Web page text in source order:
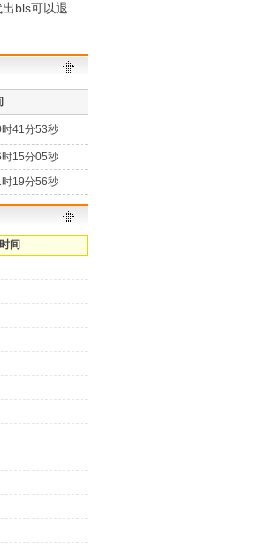
bls可以退
41分53秒
15分05秒
19分56秒
间